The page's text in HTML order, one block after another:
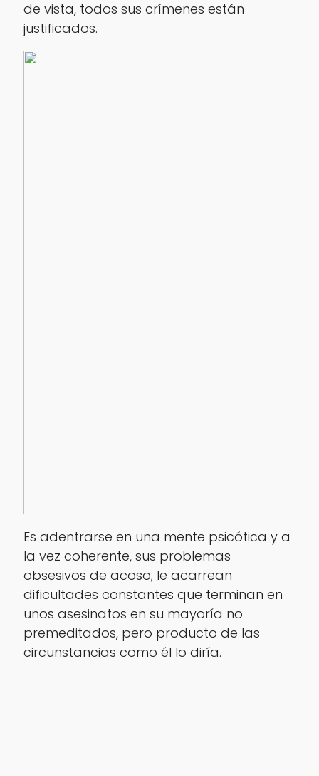
de vista, todos sus crímenes están
justificados.
Es adentrarse en una mente psicótica y a
la vez coherente, sus problemas
obsesivos de acoso; le acarrean
dificultades constantes que terminan en
unos asesinatos en su mayoría no
premeditados, pero producto de las
circunstancias como él lo diría.